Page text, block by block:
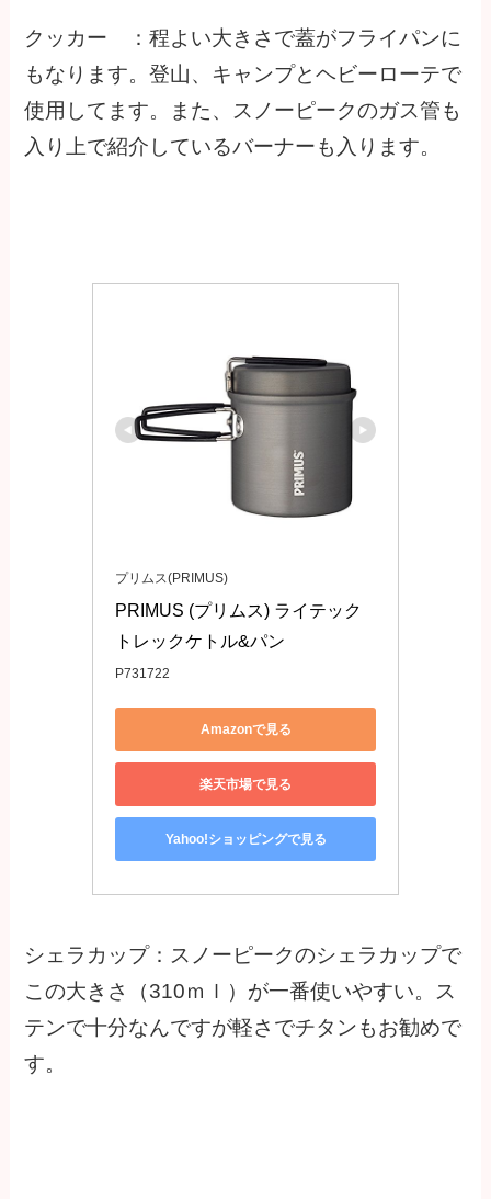
クッカー ：程よい大きさで蓋がフライパンに
もなります。登山、キャンプとヘビーローテで
使用してます。また、スノーピークのガス管も
入り上で紹介しているバーナーも入ります。
プリムス(PRIMUS)
PRIMUS (プリムス) ライテック
トレックケトル&パン
P731722
Amazonで見る
楽天市場で見る
Yahoo!ショッピングで見る
シェラカップ：スノーピークのシェラカップで
この大きさ（310ｍｌ）が一番使いやすい。ス
テンで十分なんですが軽さでチタンもお勧めで
す。